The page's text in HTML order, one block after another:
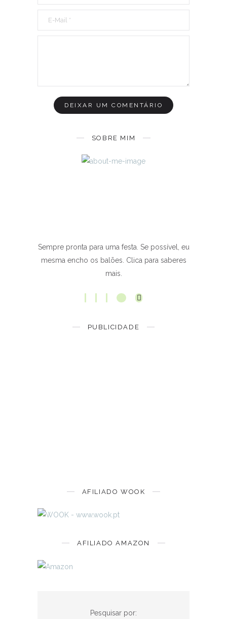
SOBRE MIM
Sempre pronta para uma festa. Se possível, eu
mesma encho os balões. Clica para saberes
mais.
PUBLICIDADE
AFILIADO WOOK
AFILIADO AMAZON
Pesquisar por: